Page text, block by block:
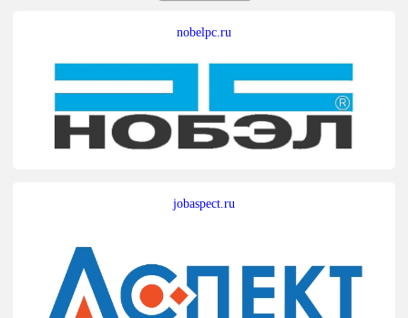
nobelpc.ru
jobaspect.ru